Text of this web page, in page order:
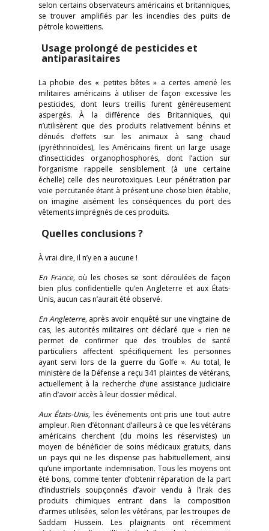
selon certains observateurs américains et britanniques,
se trouver amplifiés par les incendies des puits de
pétrole koweïtiens.
Usage prolongé de pesticides et
antiparasitaires
La phobie des « petites bêtes » a certes amené les
militaires américains à utiliser de façon excessive les
pesticides, dont leurs treillis furent généreusement
aspergés. À la différence des Britanniques, qui
n’utilisèrent que des produits relativement bénins et
dénués d’effets sur les animaux à sang chaud
(pyréthrinoïdes), les Américains firent un large usage
d’insecticides organophosphorés, dont l’action sur
l’organisme rappelle sensiblement (à une certaine
échelle) celle des neurotoxiques. Leur pénétration par
voie percutanée étant à présent une chose bien établie,
on imagine aisément les conséquences du port des
vêtements imprégnés de ces produits.
Quelles conclusions ?
À vrai dire, il n’y en a aucune !
En France, où les choses se sont déroulées de façon
bien plus confidentielle qu’en Angleterre et aux États-
Unis, aucun cas n’aurait été observé.
En Angleterre, après avoir enquêté sur une vingtaine de
cas, les autorités militaires ont déclaré que « rien ne
permet de confirmer que des troubles de santé
particuliers affectent spécifiquement les personnes
ayant servi lors de la guerre du Golfe ». Au total, le
ministère de la Défense a reçu 341 plaintes de vétérans,
actuellement à la recherche d’une assistance judiciaire
afin d’avoir accès à leur dossier médical.
Aux États-Unis, les événements ont pris une tout autre
ampleur. Rien d’étonnant d’ailleurs à ce que les vétérans
américains cherchent (du moins les réservistes) un
moyen de bénéficier de soins médicaux gratuits, dans
un pays qui ne les dispense pas habituellement, ainsi
qu’une importante indemnisation. Tous les moyens ont
été bons, comme tenter d’obtenir réparation de la part
d’industriels soupçonnés d’avoir vendu à l’Irak des
produits chimiques entrant dans la composition
d’armes utilisées, selon les vétérans, par les troupes de
Saddam Hussein. Les plaignants ont récemment